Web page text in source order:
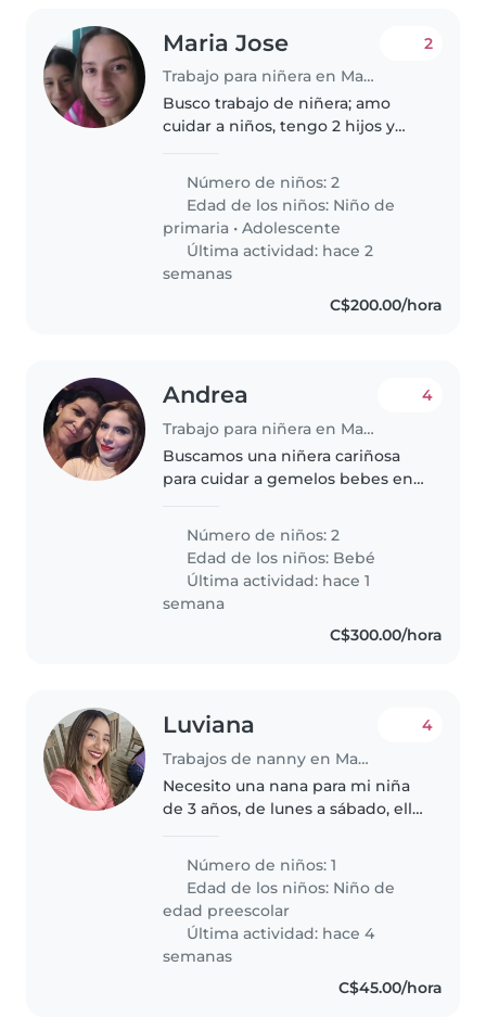
Maria Jose
Trabajo para niñera en Managua
2
Busco trabajo de niñera; amo
cuidar a niños, tengo 2 hijos y
Número de niños: 2
Edad de los niños: Niño de
primaria •Adolescente
Última actividad: hace 2
semanas
C$200.00/hora
Andrea
Trabajo para niñera en Managua
4
Buscamos una niñera cariñosa
para cuidar a gemelos bebes en
sea energética. Que tenga
iniciativa cariñosa con
experiencia Ideal si entiende a
niños curiosos..
Número de niños: 2
Edad de los niños: Bebé
Última actividad: hace 1
semana
C$300.00/hora
Luviana
Trabajos de nanny en Managua
4
Necesito una nana para mi niña
de 3 años, de lunes a sábado, ella
medio día a casa, necesito una
niñera que pueda cocinarle y
encargarse de lo que tenga..
Número de niños: 1
Edad de los niños: Niño de
edad preescolar
Última actividad: hace 4
semanas
C$45.00/hora